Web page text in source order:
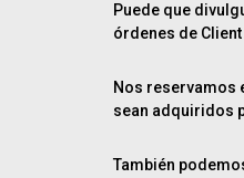
Puede que
órdenes de
Nos reservamos
sean adquiridos
También